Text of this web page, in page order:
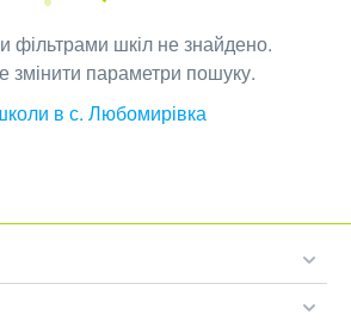
фільтрами шкіл не знайдено.
змінити параметри пошуку.
в с. Любомирівка